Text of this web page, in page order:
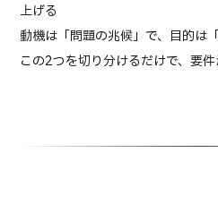
上げる
動機は「問題の兆候」で、目的は
この2つを切り分けるだけで、要件